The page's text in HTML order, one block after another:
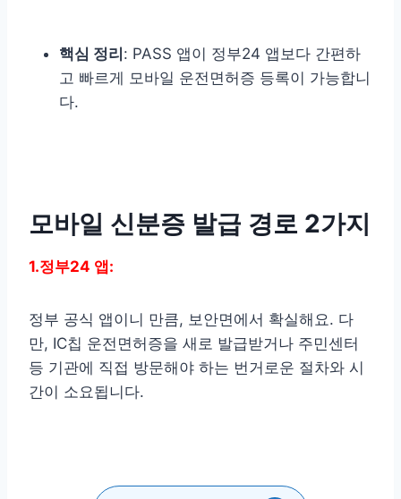
핵심 정리 : PASS 앱이 정부24 앱보다 간편하
고 빠르게 모바일 운전면허증 등록이 가능합니
다.
모바일 신분증 발급 경로 2가지
1.정부24 앱:
정부 공식 앱이니 만큼, 보안면에서 확실해요. 다
만, IC칩 운전면허증을 새로 발급받거나 주민센터
등 기관에 직접 방문해야 하는 번거로운 절차와 시
간이 소요됩니다.